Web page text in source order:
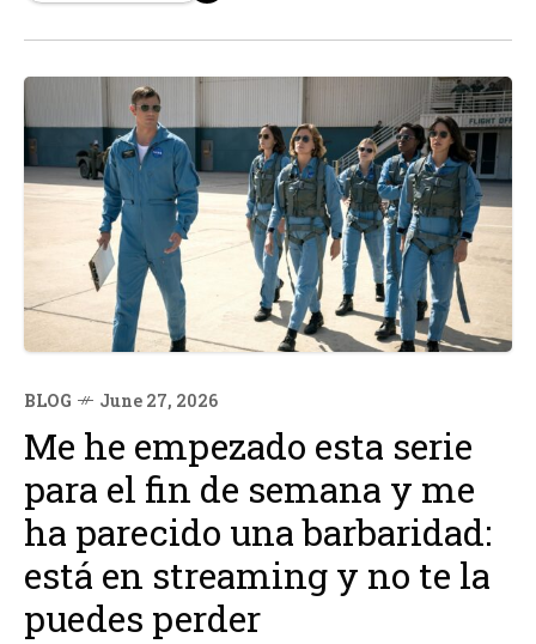
BLOG June 27, 2026
Me he empezado esta serie
para el fin de semana y me
ha parecido una barbaridad:
está en streaming y no te la
puedes perder